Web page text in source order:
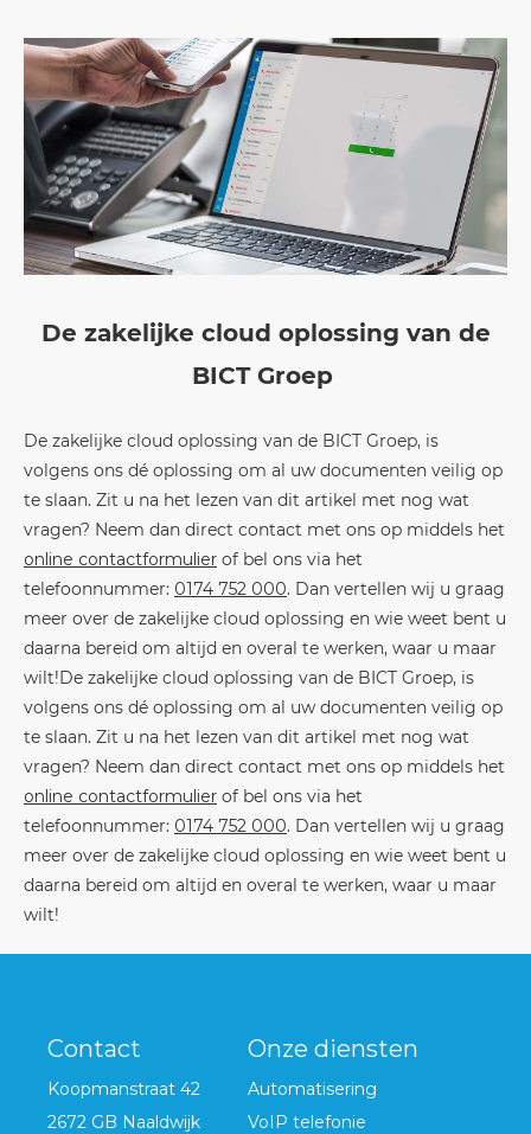
De zakelijke cloud oplossing van de
BICT Groep
De zakelijke cloud oplossing van de BICT Groep, is
volgens ons dé oplossing om al uw documenten veilig op
te slaan. Zit u na het lezen van dit artikel met nog wat
vragen? Neem dan direct contact met ons op middels het
online contactformulier of bel ons via het
telefoonnummer: 0174 752 000. Dan vertellen wij u graag
meer over de zakelijke cloud oplossing en wie weet bent u
daarna bereid om altijd en overal te werken, waar u maar
wilt!De zakelijke cloud oplossing van de BICT Groep, is
volgens ons dé oplossing om al uw documenten veilig op
te slaan. Zit u na het lezen van dit artikel met nog wat
vragen? Neem dan direct contact met ons op middels het
online contactformulier of bel ons via het
telefoonnummer: 0174 752 000. Dan vertellen wij u graag
meer over de zakelijke cloud oplossing en wie weet bent u
daarna bereid om altijd en overal te werken, waar u maar
wilt!
Contact
Koopmanstraat 42
2672 GB Naaldwijk
Onze diensten
Automatisering
VoIP telefonie